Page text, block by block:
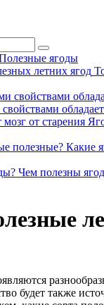
ягоды
Какие
Чем полезны
будет также